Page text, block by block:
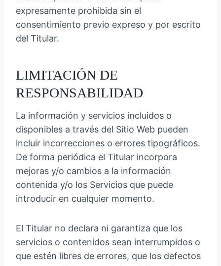
expresamente prohibida sin el
consentimiento previo expreso y por escrito
del Titular.
LIMITACIÓN DE
RESPONSABILIDAD
La información y servicios incluidos o
disponibles a través del Sitio Web pueden
incluir incorrecciones o errores tipográficos.
De forma periódica el Titular incorpora
mejoras y/o cambios a la información
contenida y/o los Servicios que puede
introducir en cualquier momento.
El Titular no declara ni garantiza que los
servicios o contenidos sean interrumpidos o
que estén libres de errores, que los defectos